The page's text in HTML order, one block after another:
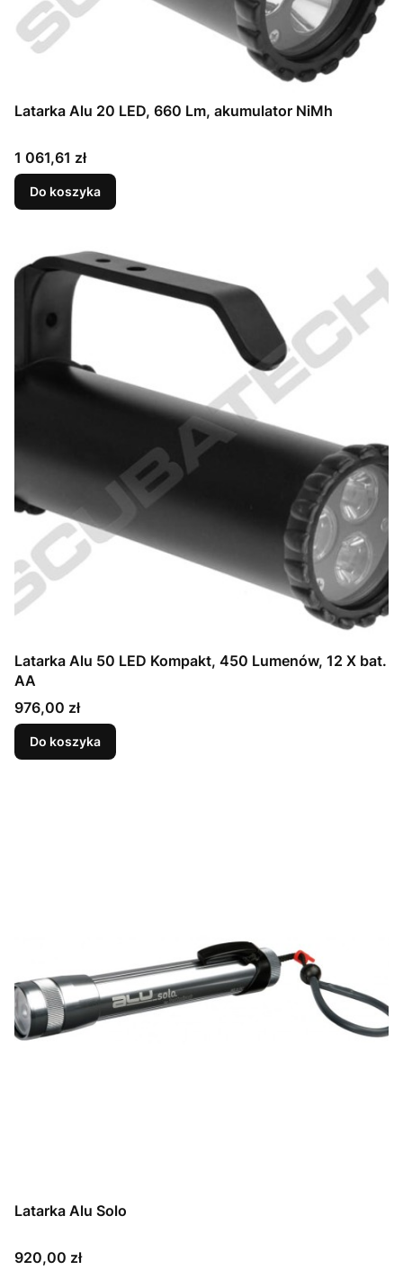
Latarka Alu 20 LED, 660 Lm, akumulator NiMh
Cena
1 061,61 zł
Do koszyka
Latarka Alu 50 LED Kompakt, 450 Lumenów, 12 X bat.
AA
Cena
976,00 zł
Do koszyka
Latarka Alu Solo
Cena
920,00 zł